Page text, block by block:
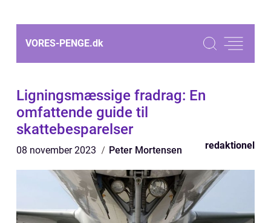
VORES-PENGE.dk
Ligningsmæssige fradrag: En
omfattende guide til
skattebesparelser
08 november 2023 Peter Mortensen redaktionel